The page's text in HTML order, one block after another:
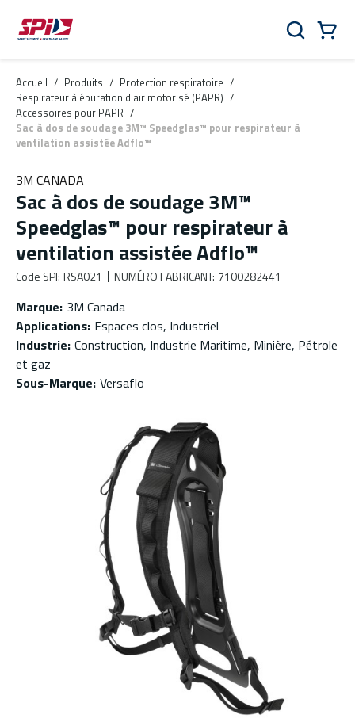
Aller au contenu principal
Skip to menu
Skip to footer
Rechercher
Accueil / Produits / Protection respiratoire /
Respirateur à épuration d'air motorisé (PAPR) /
Accessoires pour PAPR /
Sac à dos de soudage 3M™ Speedglas™ pour respirateur à
ventilation assistée Adflo™
3M CANADA
Sac à dos de soudage 3M™
Speedglas™ pour respirateur à
ventilation assistée Adflo™
Code SPI: RSA021 NUMÉRO FABRICANT: 7100282441
Marque: 3M Canada
Applications: Espaces clos, Industriel
Industrie: Construction, Industrie Maritime, Minière, Pétrole
et gaz
Sous-Marque: Versaflo